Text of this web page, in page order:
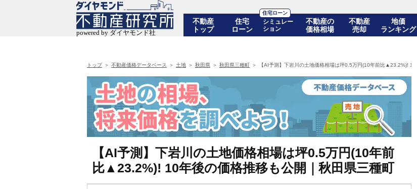
不動産
トップ
住宅
ローン
住宅ローン
シミュレー
ション
不動産の
価格相場
不動産
売却
地価
ランキング
トップ 不動産価格データベース 土地 秋田県 秋田県三種町 【AI予測】下岩川の土地価格相場は坪0.5万円(10年前比▲23.2%)!
【AI予測】下岩川の土地価格相場は坪0.5万円(10年前
比▲23.2%)! 10年後の価格推移も公開｜秋田県三種町